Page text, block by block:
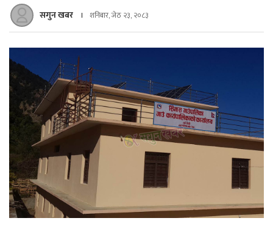
सगुन खबर शनिबार, जेठ २३, २०८३